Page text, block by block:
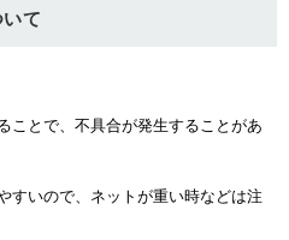
て
ことで、不具合が発生することがあ
すいので、ネットが重い時などは注